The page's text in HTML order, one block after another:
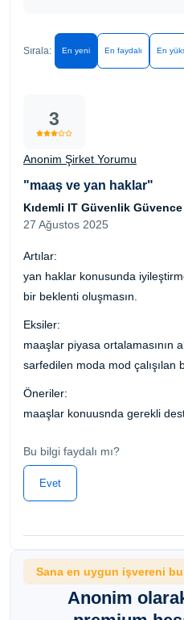
Sırala: En yeni En faydalı En
3
Anonim Şirket Yorumu
"maaş ve yan haklar"
Kıdemli IT Güvenlik Güvence
27 Ağustos 2025
Artılar:
yan haklar konusunda
bir beklenti oluşmasın.
Eksiler:
maaşlar piyasa ortalamasının
sarfedilen moda mod çalışılan
Öneriler:
maaşlar konuusnda gerekli
Bu bilgi faydalı mı?
Evet
Sana en uygun işvereni
Anonim